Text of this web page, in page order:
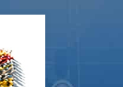
während andere uns